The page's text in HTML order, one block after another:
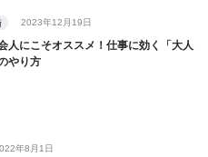
2023年12月19日
人にこそオススメ！仕事に効く「大人
やり方
年8月1日